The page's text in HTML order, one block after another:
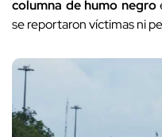
columna de humo negro
se reportaron víctimas ni